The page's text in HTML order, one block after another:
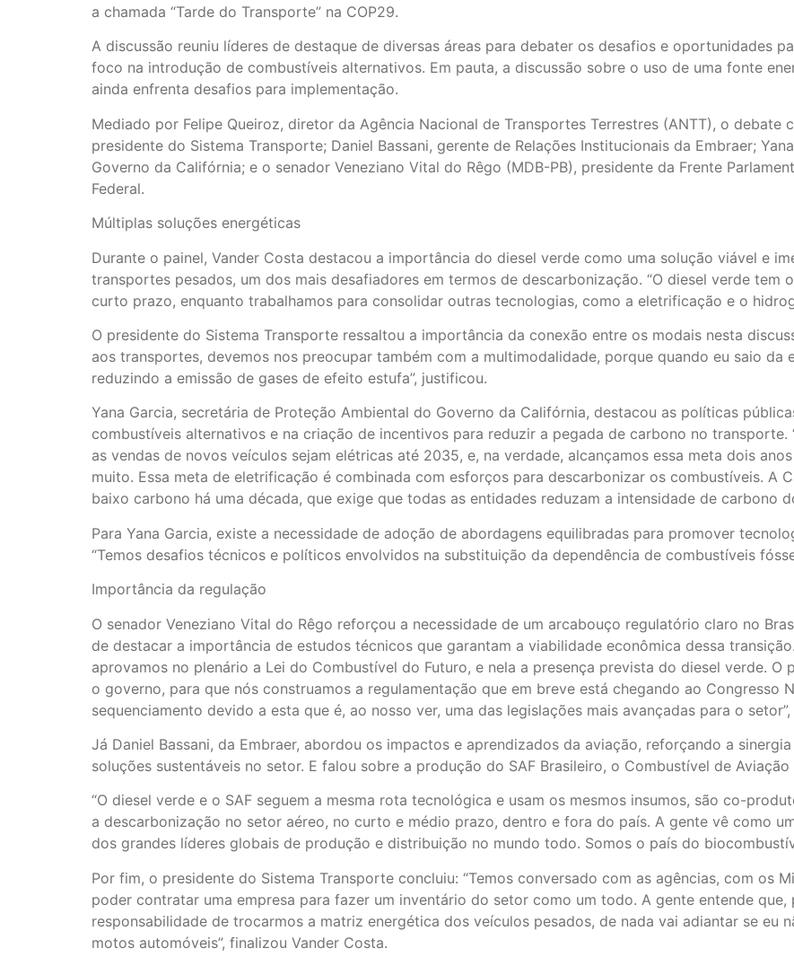
a chamada “Tarde do Transporte” na COP29.
A discussão reuniu líderes de destaque de diversas áreas para debater os desafios e oportunidades
foco na introdução de combustíveis alternativos. Em pauta, a discussão sobre o uso de uma fonte
ainda enfrenta desafios para implementação.
Mediado por Felipe Queiroz, diretor da Agência Nacional de Transportes Terrestres (ANTT), o
presidente do Sistema Transporte; Daniel Bassani, gerente de Relações Institucionais da Embraer;
Governo da Califórnia; e o senador Veneziano Vital do Rêgo (MDB-PB), presidente da Frente
Federal.
Múltiplas soluções energéticas
Durante o painel, Vander Costa destacou a importância do diesel verde como uma solução viável e
transportes pesados, um dos mais desafiadores em termos de descarbonização. “O diesel verde tem
curto prazo, enquanto trabalhamos para consolidar outras tecnologias, como a eletrificação e o
O presidente do Sistema Transporte ressaltou a importância da conexão entre os modais nesta
aos transportes, devemos nos preocupar também com a multimodalidade, porque quando eu saio da
reduzindo a emissão de gases de efeito estufa”, justificou.
Yana Garcia, secretária de Proteção Ambiental do Governo da Califórnia, destacou as políticas
combustíveis alternativos e na criação de incentivos para reduzir a pegada de carbono no
as vendas de novos veículos sejam elétricas até 2035, e, na verdade, alcançamos essa meta dois
muito. Essa meta de eletrificação é combinada com esforços para descarbonizar os combustíveis. A
baixo carbono há uma década, que exige que todas as entidades reduzam a intensidade de carbono
Para Yana Garcia, existe a necessidade de adoção de abordagens equilibradas para promover
“Temos desafios técnicos e políticos envolvidos na substituição da dependência de combustíveis
Importância da regulação
O senador Veneziano Vital do Rêgo reforçou a necessidade de um arcabouço regulatório claro no
de destacar a importância de estudos técnicos que garantam a viabilidade econômica dessa
aprovamos no plenário a Lei do Combustível do Futuro, e nela a presença prevista do diesel verde.
o governo, para que nós construamos a regulamentação que em breve está chegando ao Congresso
sequenciamento devido a esta que é, ao nosso ver, uma das legislações mais avançadas para o
Já Daniel Bassani, da Embraer, abordou os impactos e aprendizados da aviação, reforçando a
soluções sustentáveis no setor. E falou sobre a produção do SAF Brasileiro, o Combustível de Aviação
“O diesel verde e o SAF seguem a mesma rota tecnológica e usam os mesmos insumos, são co-
a descarbonização no setor aéreo, no curto e médio prazo, dentro e fora do país. A gente vê como
dos grandes líderes globais de produção e distribuição no mundo todo. Somos o país do
Por fim, o presidente do Sistema Transporte concluiu: “Temos conversado com as agências, com os
poder contratar uma empresa para fazer um inventário do setor como um todo. A gente entende que,
responsabilidade de trocarmos a matriz energética dos veículos pesados, de nada vai adiantar se eu
motos automóveis”, finalizou Vander Costa.